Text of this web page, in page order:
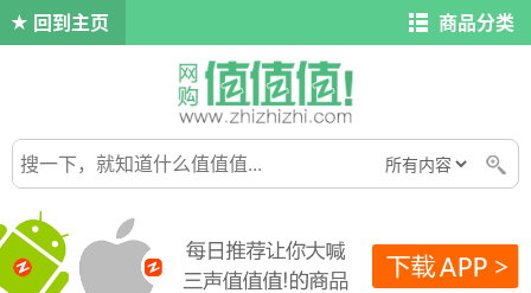
回到主页 商品分类